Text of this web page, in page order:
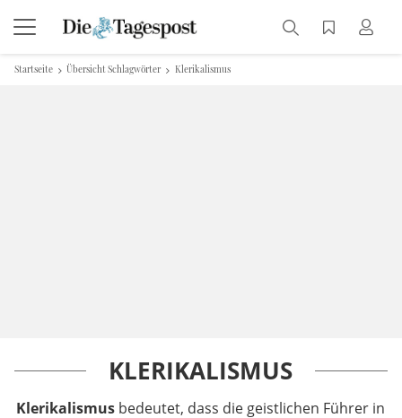
Startseite Übersicht Schlagwörter Klerikalismus
KLERIKALISMUS
Klerikalismus bedeutet, dass die geistlichen Führer in